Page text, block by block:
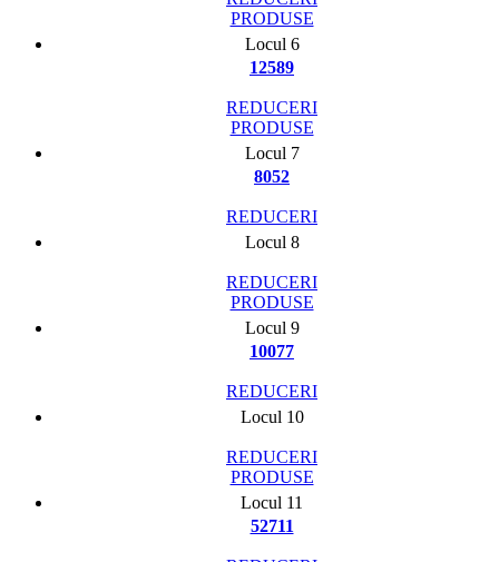
PRODUSE
Locul 6
12589
REDUCERI
PRODUSE
Locul 7
8052
REDUCERI
Locul 8
REDUCERI
PRODUSE
Locul 9
10077
REDUCERI
Locul 10
REDUCERI
PRODUSE
Locul 11
52711